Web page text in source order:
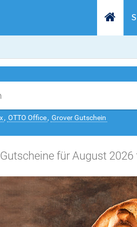
, OTTO Office, Grover Gutschein
für August 2026